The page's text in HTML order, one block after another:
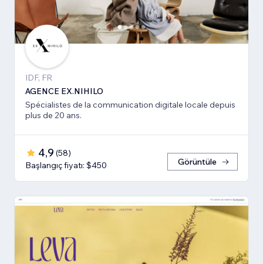
IDF, FR
AGENCE EX.NIHILO
Spécialistes de la communication digitale locale depuis
plus de 20 ans.
4,9 (58)
Başlangıç fiyatı: $450
Görüntüle